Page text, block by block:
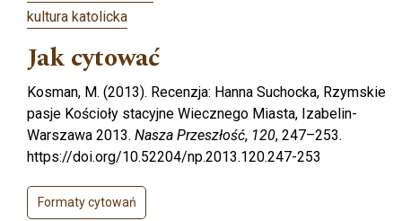
kultura katolicka
Jak cytować
Kosman, M. (2013). Recenzja: Hanna Suchocka, Rzymskie
pasje Kościoły stacyjne Wiecznego Miasta, Izabelin-
Warszawa 2013. Nasza Przeszłość, 120, 247–253.
https://doi.org/10.52204/np.2013.120.247-253
Formaty cytowań